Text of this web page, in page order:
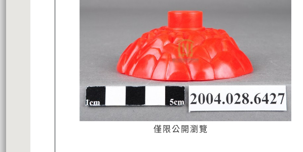
僅限公開瀏覽